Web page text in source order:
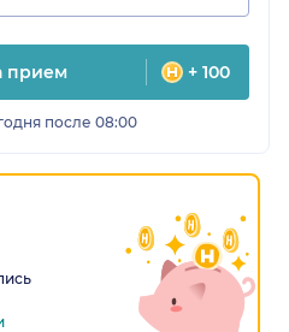
прием + 100
после 08:00